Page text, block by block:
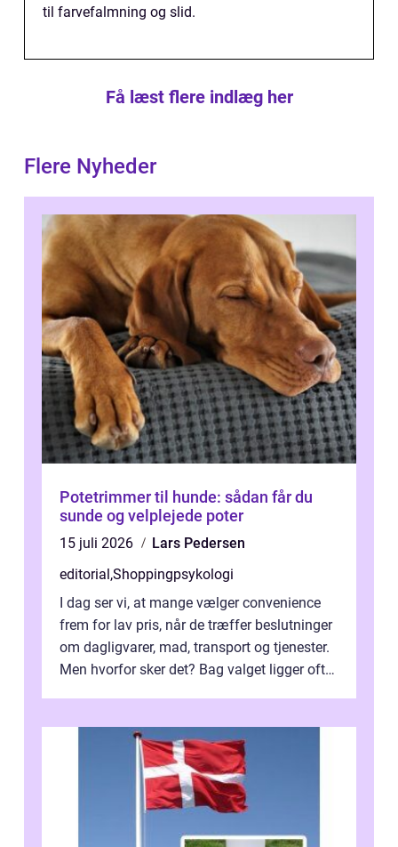
til farvefalmning og slid.
Få læst flere indlæg her
Flere Nyheder
Potetrimmer til hunde: sådan får du
sunde og velplejede poter
15 juli 2026
Lars Pedersen
editorial ,Shoppingpsykologi
I dag ser vi, at mange vælger convenience
frem for lav pris, når de træffer beslutninger
om dagligvarer, mad, transport og tjenester.
Men hvorfor sker det? Bag valget ligger ofte